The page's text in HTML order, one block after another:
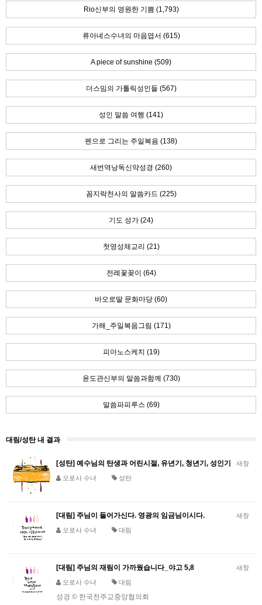
Rio신부의 영원한 기쁨 (1,793)
류아녜스수녀의 마음엽서 (615)
A piece of sunshine (509)
더스밈의 가톨릭성인들 (567)
성인 말씀 여행 (141)
펜으로 그리는 주일복음 (138)
새번역낭독신약성경 (260)
꼼지락천사의 말씀카드 (225)
기도 성가 (24)
첫영성체교리 (21)
전례꽃꽂이 (64)
바오로딸 문화마당 (60)
가해_주일복음그림 (171)
피아노스케치 (19)
윤도관신부의 말씀과함께 (730)
말씀파피루스 (69)
대림/성탄 내 결과
새창
[성탄] 예수님의 탄생과 어린시절, 유년기, 청년기, 성인기
오로사 수녀 성탄
새창
[대림] 주님이 들어가신다. 영광의 임금님이시다.
오로사 수녀 대림
새창
[대림] 주님의 재림이 가까웠습니다_야고 5,8
오로사 수녀 대림
성경 © 한국천주교중앙협의회